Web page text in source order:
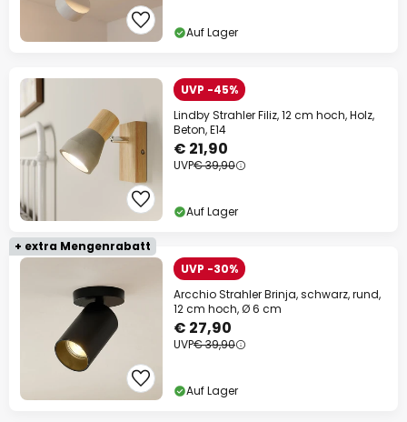
Auf Lager
UVP -45%
Lindby Strahler Filiz, 12 cm hoch, Holz,
Beton, E14
€ 21,90
UVP€ 39,90
Auf Lager
+ extra Mengenrabatt
UVP -30%
Arcchio Strahler Brinja, schwarz, rund,
12 cm hoch, Ø 6 cm
€ 27,90
UVP€ 39,90
Auf Lager